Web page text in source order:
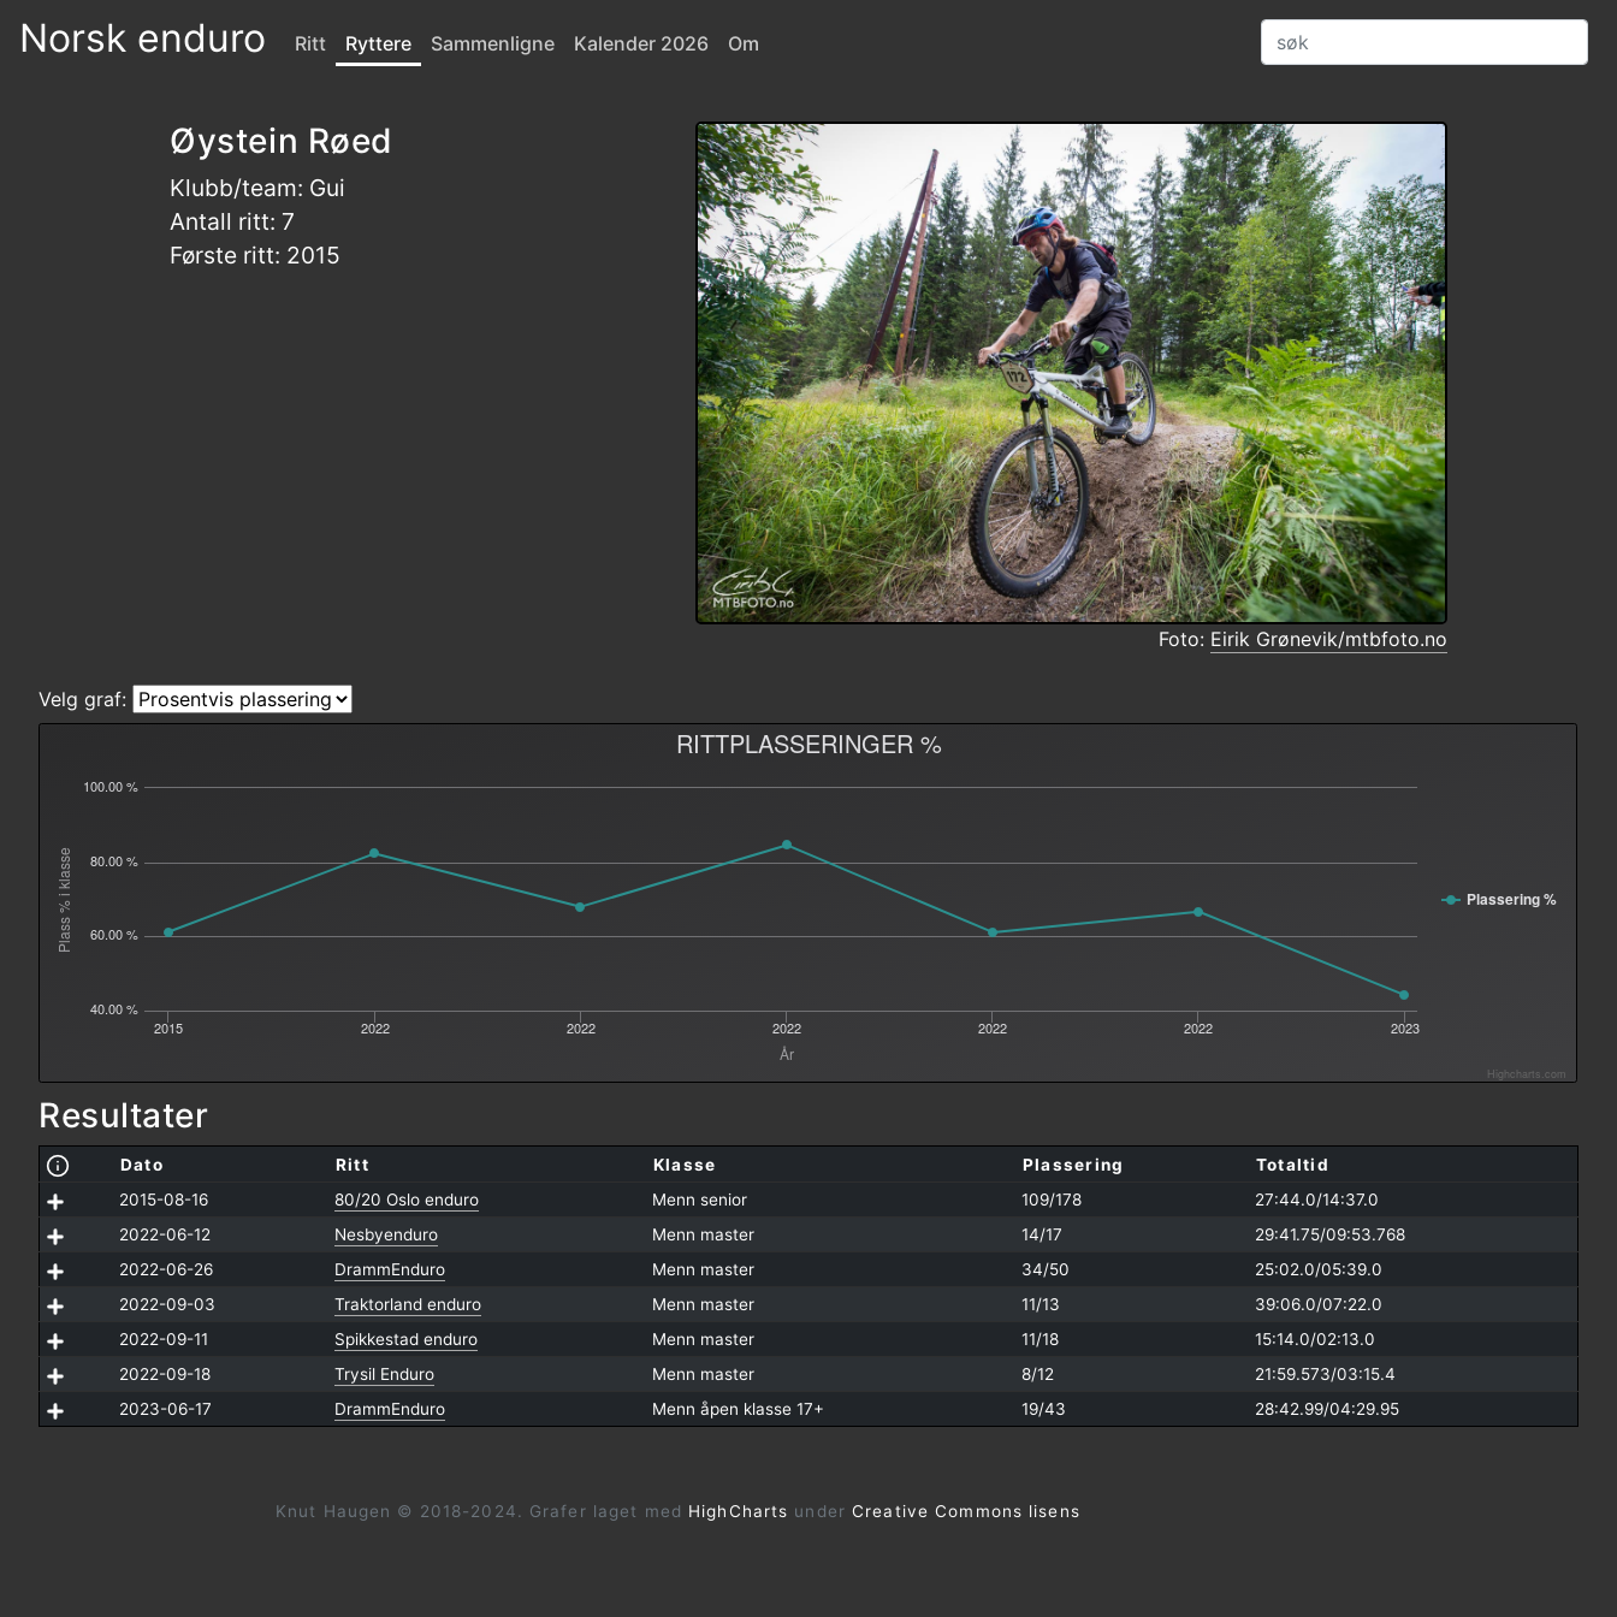
Norsk enduro Ritt Ryttere Sammenligne Kalender 2026 Om
Øystein Røed
Klubb/team: Gui
Antall ritt: 7
Første ritt: 2015
Foto: Eirik Grønevik/mtbfoto.no
Velg graf:
År
Plass % i klasse
RITTPLASSERINGER %
Plassering %
2015 2022 2022 2022 2022 2022 2023
40.00 %
60.00 %
80.00 %
100.00 %
Highcharts.com
Resultater
Dato Ritt Klasse Plassering
Totaltid
2015-08-16
80/20 Oslo enduro Menn senior 109/178 27:44.0/14:37.0
2022-06-12
Nesbyenduro Menn master 14/17 29:41.75/09:53.768
2022-06-26
DrammEnduro Menn master 34/50 25:02.0/05:39.0
2022-09-03
Traktorland enduro Menn master 11/13 39:06.0/07:22.0
2022-09-11
Spikkestad enduro Menn master 11/18 15:14.0/02:13.0
2022-09-18
Trysil Enduro Menn master 8/12 21:59.573/03:15.4
2023-06-17
DrammEnduro Menn åpen klasse 17+ 19/43 28:42.99/04:29.95
Knut Haugen © 2018-2024. Grafer laget med HighCharts underCreative Commons lisens